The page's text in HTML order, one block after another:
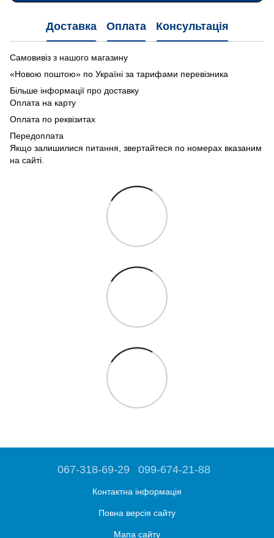
Доставка Оплата Консультація
Самовивіз з нашого магазину
«Новою поштою» по Україні за тарифами перевізника
Більше інформації про доставку
Оплата на карту
Оплата по реквізитах
Передоплата
Якщо залишилися питання, звертайтеся по номерах вказаним
на сайті.
067-318-69-29 099-674-21-88
Контактна інформація
Повна версія сайту
Мапа сайту